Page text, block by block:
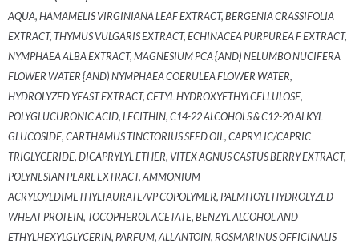
AQUA, HAMAMELIS VIRGINIANA LEAF EXTRACT, BERGENIA CRASSIFOLIA
EXTRACT, THYMUS VULGARIS EXTRACT, ECHINACEA PURPUREA F EXTRACT,
NYMPHAEA ALBA EXTRACT, MAGNESIUM PCA {AND) NELUMBO NUCIFERA
FLOWER WATER {AND) NYMPHAEA COERULEA FLOWER WATER,
HYDROLYZED YEAST EXTRACT, CETYL HYDROXYETHYLCELLULOSE,
POLYGLUCURONIC ACID, LECITHIN, C14-22 ALCOHOLS & C12-20 ALKYL
GLUCOSIDE, CARTHAMUS TINCTORIUS SEED OIL, CAPRYLIC/CAPRIC
TRIGLYCERIDE, DICAPRYLYL ETHER, VITEX AGNUS CASTUS BERRY EXTRACT,
POLYNESIAN PEARL EXTRACT, AMMONIUM
ACRYLOYLDIMETHYLTAURATE/VP COPOLYMER, PALMITOYL HYDROLYZED
WHEAT PROTEIN, TOCOPHEROL ACETATE, BENZYL ALCOHOL AND
ETHYLHEXYLGLYCERIN, PARFUM, ALLANTOIN, ROSMARINUS OFFICINALIS